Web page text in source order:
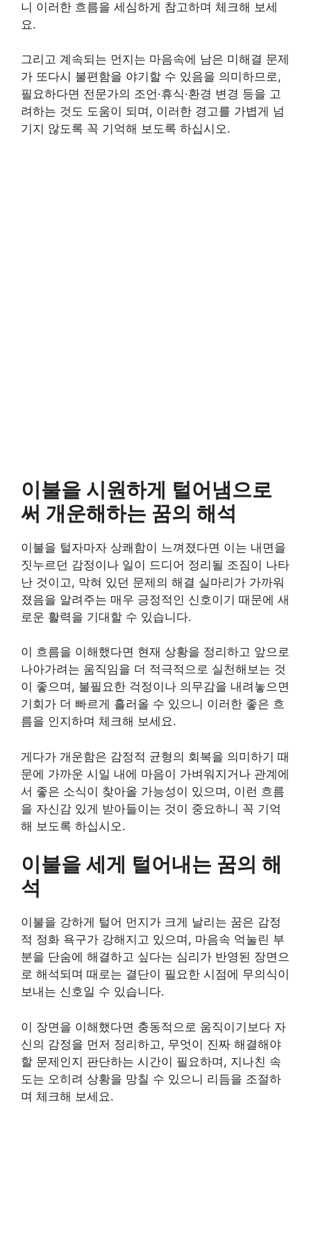
니 이러한 흐름을 세심하게 참고하며 체크해 보세
요.
그리고 계속되는 먼지는 마음속에 남은 미해결 문제
가 또다시 불편함을 야기할 수 있음을 의미하므로,
필요하다면 전문가의 조언·휴식·환경 변경 등을 고
려하는 것도 도움이 되며, 이러한 경고를 가볍게 넘
기지 않도록 꼭 기억해 보도록 하십시오.
이불을 시원하게 털어냄으로
써 개운해하는 꿈의 해석
이불을 털자마자 상쾌함이 느껴졌다면 이는 내면을
짓누르던 감정이나 일이 드디어 정리될 조짐이 나타
난 것이고, 막혀 있던 문제의 해결 실마리가 가까워
졌음을 알려주는 매우 긍정적인 신호이기 때문에 새
로운 활력을 기대할 수 있습니다.
이 흐름을 이해했다면 현재 상황을 정리하고 앞으로
나아가려는 움직임을 더 적극적으로 실천해보는 것
이 좋으며, 불필요한 걱정이나 의무감을 내려놓으면
기회가 더 빠르게 흘러올 수 있으니 이러한 좋은 흐
름을 인지하며 체크해 보세요.
게다가 개운함은 감정적 균형의 회복을 의미하기 때
문에 가까운 시일 내에 마음이 가벼워지거나 관계에
서 좋은 소식이 찾아올 가능성이 있으며, 이런 흐름
을 자신감 있게 받아들이는 것이 중요하니 꼭 기억
해 보도록 하십시오.
이불을 세게 털어내는 꿈의 해
석
이불을 강하게 털어 먼지가 크게 날리는 꿈은 감정
적 정화 욕구가 강해지고 있으며, 마음속 억눌린 부
분을 단숨에 해결하고 싶다는 심리가 반영된 장면으
로 해석되며 때로는 결단이 필요한 시점에 무의식이
보내는 신호일 수 있습니다.
이 장면을 이해했다면 충동적으로 움직이기보다 자
신의 감정을 먼저 정리하고, 무엇이 진짜 해결해야
할 문제인지 판단하는 시간이 필요하며, 지나친 속
도는 오히려 상황을 망칠 수 있으니 리듬을 조절하
며 체크해 보세요.